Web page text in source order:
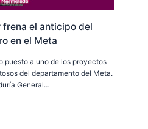
frena el anticipo del
en el Meta
puesto a uno de los proyectos
del departamento del Meta.
General…